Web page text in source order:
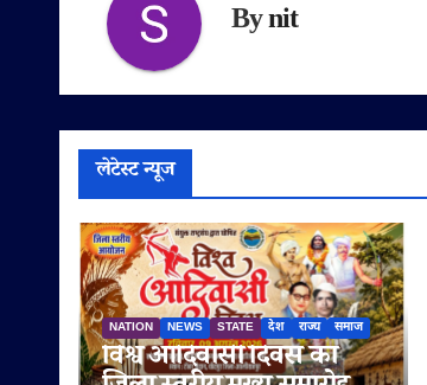
Bynit
लेटेस्ट न्यूज
NATION NEWS STATE देश राज्य समाज
विश्व आदिवासी दिवस का